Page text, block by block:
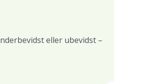
eller ubevidst –